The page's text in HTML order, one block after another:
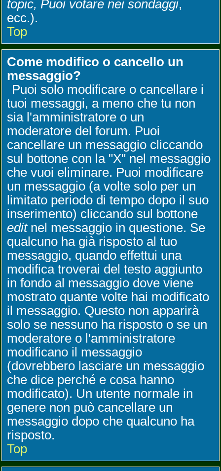
topic, Puoi votare nei sondaggi,
ecc.).
Top
Come modifico o cancello un
messaggio?
Puoi solo modificare o cancellare i
tuoi messaggi, a meno che tu non
sia l'amministratore o un
moderatore del forum. Puoi
cancellare un messaggio cliccando
sul bottone con la "X" nel messaggio
che vuoi eliminare. Puoi modificare
un messaggio (a volte solo per un
limitato periodo di tempo dopo il suo
inserimento) cliccando sul bottone
editnel messaggio in questione. Se
qualcuno ha già risposto al tuo
messaggio, quando effettui una
modifica troverai del testo aggiunto
in fondo al messaggio dove viene
mostrato quante volte hai modificato
il messaggio. Questo non apparirà
solo se nessuno ha risposto o se un
moderatore o l'amministratore
modificano il messaggio
(dovrebbero lasciare un messaggio
che dice perché e cosa hanno
modificato). Un utente normale in
genere non può cancellare un
messaggio dopo che qualcuno ha
risposto.
Top